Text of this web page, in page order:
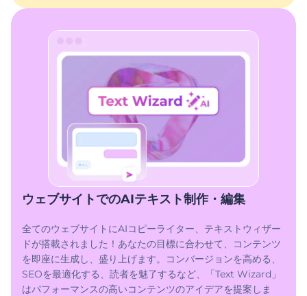
ウェブサイトでのAIテキスト制作・編集
全てのウェブサイトにAIコピーライター、テキストウィザー
ドが搭載されました！あなたの目標に合わせて、コンテンツ
を即座に生成し、盛り上げます。コンバージョンを高める、
SEOを最適化する、読者を魅了するなど、「Text Wizard」
はパフォーマンスの高いコンテンツのアイデアを提案しま